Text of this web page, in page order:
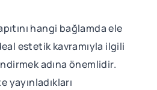
hangi bağlamda ele
estetik kavramıyla ilgili
adına önemlidir.
yayınladıkları